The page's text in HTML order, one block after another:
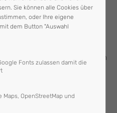
existiert leider nicht.
jedoch schon von der
dass ein Einsatz
um einen Täuschungsalarm
Qualm einer Standheizung
Sie können alle Cookies über
oder Ihre eigene
dem Button "Auswahl
Fonts zulassen damit die
OpenStreetMap und